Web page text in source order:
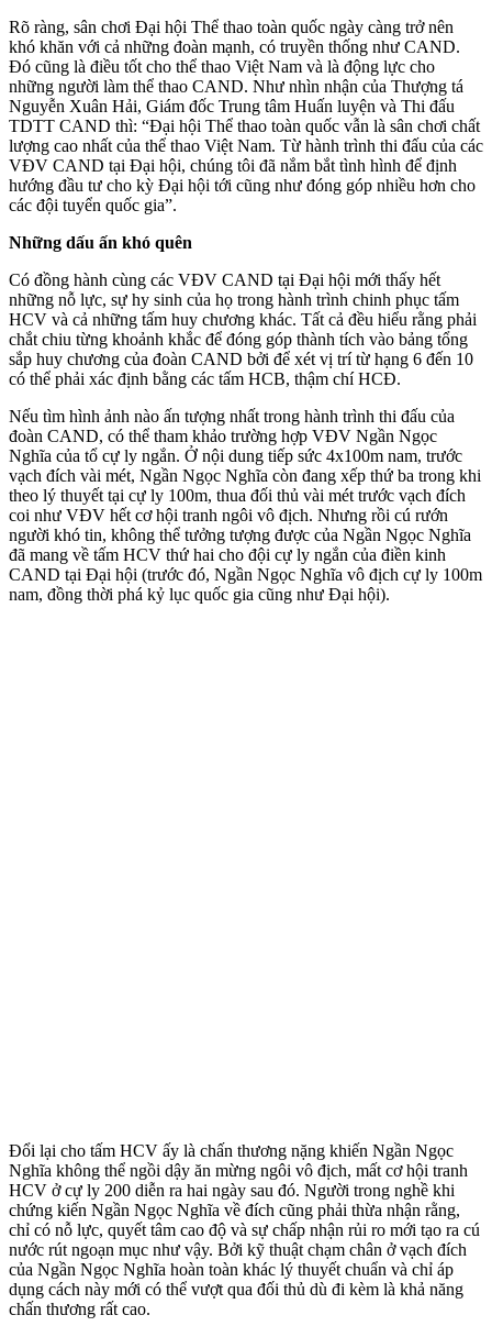
Rõ ràng, sân chơi Đại hội Thể thao toàn quốc ngày càng trở nên
khó khăn với cả những đoàn mạnh, có truyền thống như CAND.
Đó cũng là điều tốt cho thể thao Việt Nam và là động lực cho
những người làm thể thao CAND. Như nhìn nhận của Thượng tá
Nguyễn Xuân Hải, Giám đốc Trung tâm Huấn luyện và Thi đấu
TDTT CAND thì: “Đại hội Thể thao toàn quốc vẫn là sân chơi chất
lượng cao nhất của thể thao Việt Nam. Từ hành trình thi đấu của các
VĐV CAND tại Đại hội, chúng tôi đã nắm bắt tình hình để định
hướng đầu tư cho kỳ Đại hội tới cũng như đóng góp nhiều hơn cho
các đội tuyển quốc gia”.
Những dấu ấn khó quên
Có đồng hành cùng các VĐV CAND tại Đại hội mới thấy hết
những nỗ lực, sự hy sinh của họ trong hành trình chinh phục tấm
HCV và cả những tấm huy chương khác. Tất cả đều hiểu rằng phải
chắt chiu từng khoảnh khắc để đóng góp thành tích vào bảng tổng
sắp huy chương của đoàn CAND bởi để xét vị trí từ hạng 6 đến 10
có thể phải xác định bằng các tấm HCB, thậm chí HCĐ.
Nếu tìm hình ảnh nào ấn tượng nhất trong hành trình thi đấu của
đoàn CAND, có thể tham khảo trường hợp VĐV Ngần Ngọc
Nghĩa của tổ cự ly ngắn. Ở nội dung tiếp sức 4x100m nam, trước
vạch đích vài mét, Ngần Ngọc Nghĩa còn đang xếp thứ ba trong khi
theo lý thuyết tại cự ly 100m, thua đối thủ vài mét trước vạch đích
coi như VĐV hết cơ hội tranh ngôi vô địch. Nhưng rồi cú rướn
người khó tin, không thể tưởng tượng được của Ngần Ngọc Nghĩa
đã mang về tấm HCV thứ hai cho đội cự ly ngắn của điền kinh
CAND tại Đại hội (trước đó, Ngần Ngọc Nghĩa vô địch cự ly 100m
nam, đồng thời phá kỷ lục quốc gia cũng như Đại hội).
Đổi lại cho tấm HCV ấy là chấn thương nặng khiến Ngần Ngọc
Nghĩa không thể ngồi dậy ăn mừng ngôi vô địch, mất cơ hội tranh
HCV ở cự ly 200 diễn ra hai ngày sau đó. Người trong nghề khi
chứng kiến Ngần Ngọc Nghĩa về đích cũng phải thừa nhận rằng,
chỉ có nỗ lực, quyết tâm cao độ và sự chấp nhận rủi ro mới tạo ra cú
nước rút ngoạn mục như vậy. Bởi kỹ thuật chạm chân ở vạch đích
của Ngần Ngọc Nghĩa hoàn toàn khác lý thuyết chuẩn và chỉ áp
dụng cách này mới có thể vượt qua đối thủ dù đi kèm là khả năng
chấn thương rất cao.